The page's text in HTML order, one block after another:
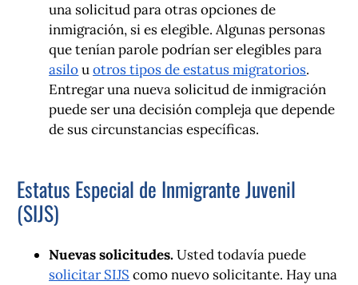
una solicitud para otras opciones de
inmigración, si es elegible. Algunas personas
que tenían parole podrían ser elegibles para
asilouotros tipos de estatus migratorios.
Entregar una nueva solicitud de inmigración
puede ser una decisión compleja que depende
de sus circunstancias específicas.
Estatus Especial de Inmigrante Juvenil
(SIJS)
Nuevas solicitudes.Usted todavía puede
solicitar SIJS como nuevo solicitante. Hay una